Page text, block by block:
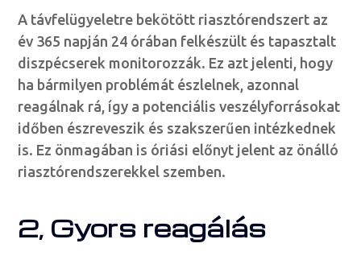
A távfelügyeletre bekötött riasztórendszert az
év 365 napján 24 órában felkészült és tapasztalt
diszpécserek monitorozzák. Ez azt jelenti, hogy
ha bármilyen problémát észlelnek, azonnal
reagálnak rá, így a potenciális veszélyforrásokat
időben észreveszik és szakszerűen intézkednek
is. Ez önmagában is óriási előnyt jelent az önálló
riasztórendszerekkel szemben.
2, Gyors reagálás